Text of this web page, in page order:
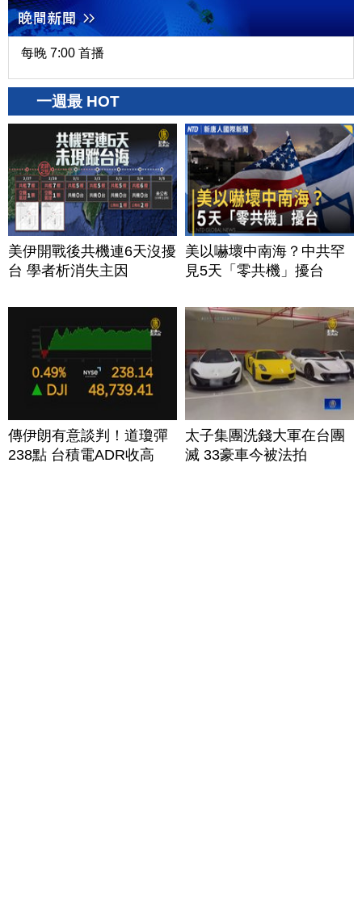
每晚 7:00 首播
一週最 HOT
美伊開戰後共機連6天沒擾
台 學者析消失主因
美以嚇壞中南海？中共罕
見5天「零共機」擾台
傳伊朗有意談判！道瓊彈
238點 台積電ADR收高
太子集團洗錢大軍在台團
滅 33豪車今被法拍